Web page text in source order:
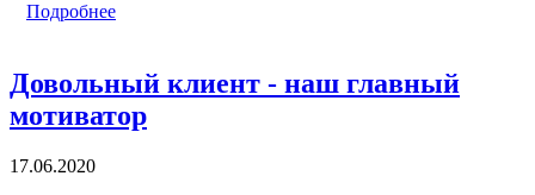
Подробнее
Довольный клиент - наш главный
мотиватор
17.06.2020